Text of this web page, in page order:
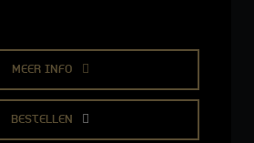
MEER INFO
BESTELLEN